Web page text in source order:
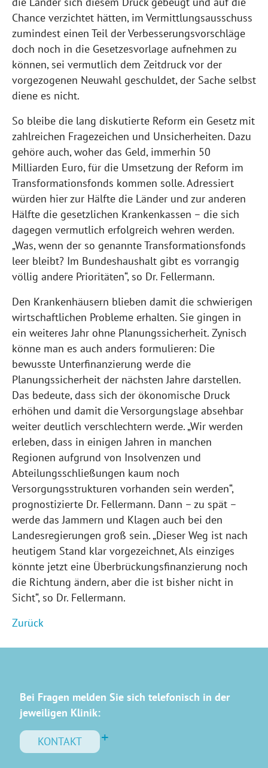
Chance verzichtet hätten, im Vermittlungsausschuss
zumindest einen Teil der Verbesserungsvorschläge
doch noch in die Gesetzesvorlage aufnehmen zu
können, sei vermutlich dem Zeitdruck vor der
vorgezogenen Neuwahl geschuldet, der Sache selbst
diene es nicht.
So bleibe die lang diskutierte Reform ein Gesetz mit
zahlreichen Fragezeichen und Unsicherheiten. Dazu
gehöre auch, woher das Geld, immerhin 50
Milliarden Euro, für die Umsetzung der Reform im
Transformationsfonds kommen solle. Adressiert
würden hier zur Hälfte die Länder und zur anderen
Hälfte die gesetzlichen Krankenkassen – die sich
dagegen vermutlich erfolgreich wehren werden.
„Was, wenn der so genannte Transformationsfonds
leer bleibt? Im Bundeshaushalt gibt es vorrangig
völlig andere Prioritäten“, so Dr. Fellermann.
Den Krankenhäusern blieben damit die schwierigen
wirtschaftlichen Probleme erhalten. Sie gingen in
ein weiteres Jahr ohne Planungssicherheit. Zynisch
könne man es auch anders formulieren: Die
bewusste Unterfinanzierung werde die
Planungssicherheit der nächsten Jahre darstellen.
Das bedeute, dass sich der ökonomische Druck
erhöhen und damit die Versorgungslage absehbar
weiter deutlich verschlechtern werde. „Wir werden
erleben, dass in einigen Jahren in manchen
Regionen aufgrund von Insolvenzen und
Abteilungsschließungen kaum noch
Versorgungsstrukturen vorhanden sein werden“,
prognostizierte Dr. Fellermann. Dann – zu spät –
werde das Jammern und Klagen auch bei den
Landesregierungen groß sein. „Dieser Weg ist nach
heutigem Stand klar vorgezeichnet, Als einziges
könnte jetzt eine Überbrückungsfinanzierung noch
die Richtung ändern, aber die ist bisher nicht in
Sicht“, so Dr. Fellermann.
Zurück
Bei Fragen melden Sie sich telefonisch in der
jeweiligen Klinik:
KONTAKT